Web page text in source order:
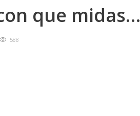
que midas…
588